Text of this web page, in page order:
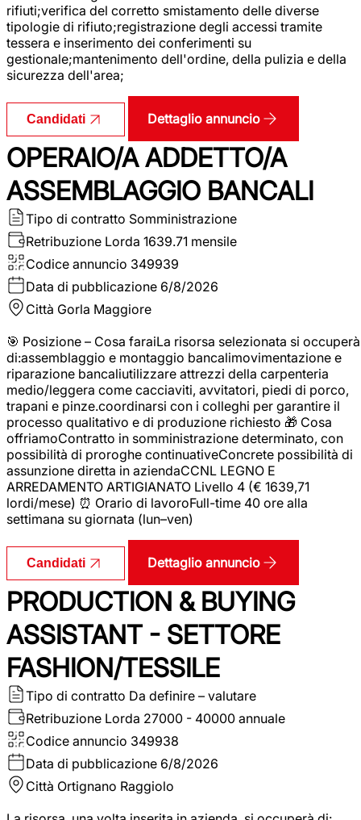
rifiuti;verifica del corretto smistamento delle diverse
tipologie di rifiuto;registrazione degli accessi tramite
tessera e inserimento dei conferimenti su
gestionale;mantenimento dell'ordine, della pulizia e della
sicurezza dell'area;
Candidati Dettaglio annuncio
OPERAIO/A ADDETTO/A
ASSEMBLAGGIO BANCALI
Tipo di contratto Somministrazione
Retribuzione Lorda 1639.71 mensile
Codice annuncio 349939
Data di pubblicazione 6/8/2026
Città Gorla Maggiore
🎯 Posizione – Cosa faraiLa risorsa selezionata si occuperà
di:assemblaggio e montaggio bancalimovimentazione e
riparazione bancaliutilizzare attrezzi della carpenteria
medio/leggera come cacciaviti, avvitatori, piedi di porco,
trapani e pinze.coordinarsi con i colleghi per garantire il
processo qualitativo e di produzione richiesto 🎁 Cosa
offriamoContratto in somministrazione determinato, con
possibilità di proroghe continuativeConcrete possibilità di
assunzione diretta in aziendaCCNL LEGNO E
ARREDAMENTO ARTIGIANATO Livello 4 (€ 1639,71
lordi/mese) ⏰ Orario di lavoroFull-time 40 ore alla
settimana su giornata (lun–ven)
Candidati Dettaglio annuncio
PRODUCTION & BUYING
ASSISTANT - SETTORE
FASHION/TESSILE
Tipo di contratto Da definire – valutare
Retribuzione Lorda 27000 - 40000 annuale
Codice annuncio 349938
Data di pubblicazione 6/8/2026
Città Ortignano Raggiolo